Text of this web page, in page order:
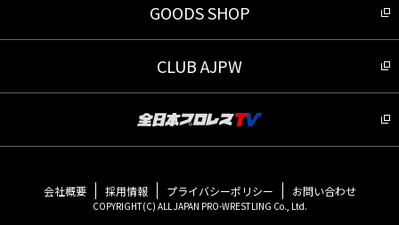
GOODS SHOP
CLUB AJPW
会社概要 採用情報 プライバシーポリシー お問い合わせ
COPYRIGHT(C) ALL JAPAN PRO-WRESTLING Co., Ltd.